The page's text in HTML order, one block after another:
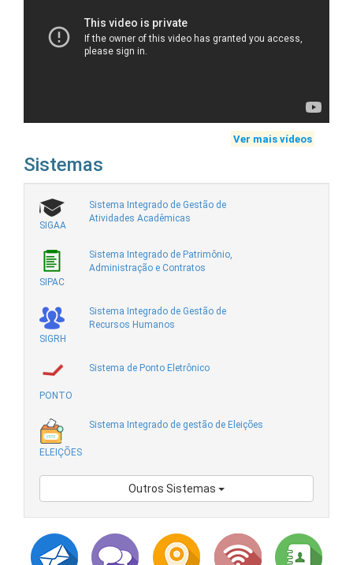
Ver mais vídeos
Sistemas
SIGAA
Sistema Integrado de Gestão de
Atividades Acadêmicas
SIPAC
Sistema Integrado de Patrimônio,
Administração e Contratos
SIGRH
Sistema Integrado de Gestão de
Recursos Humanos
PONTO
Sistema de Ponto Eletrônico
ELEIÇÕES
Sistema Integrado de gestão de Eleições
Outros Sistemas